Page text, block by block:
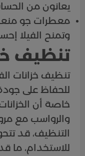
يعانون من
معطرات جو
وتمنح الفيلا
تنظيف
تنظيف خزانات
للحفاظ على
خاصة أن
والرواسب مع
التنظيف، قد
للاستخدام،